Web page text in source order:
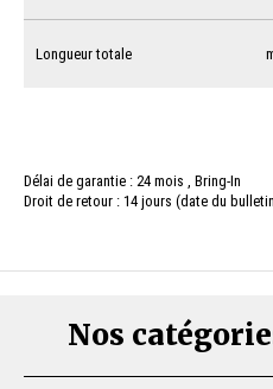
Longueur totale
Délai de garantie : 24 mois , Bring-In
Droit de retour : 14 jours (date du
Nos